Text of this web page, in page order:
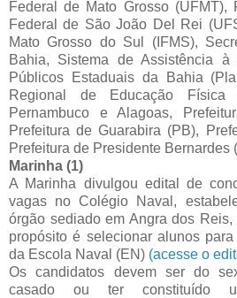
Federal de Mato Grosso (UFMT),
Federal de São João Del Rei
Mato Grosso do Sul (IFMS),
Bahia, Sistema de Assistência
Públicos Estaduais da Bahia
Regional de Educação
Pernambuco e Alagoas,
Prefeitura de Guarabira (PB),
Prefeitura de Presidente Bernardes
Marinha (1)
A Marinha divulgou edital de
vagas no Colégio Naval,
órgão sediado em Angra dos
propósito é selecionar alunos
da Escola Naval (EN) (acesse o
Os candidatos devem ser do
casado ou ter constituído